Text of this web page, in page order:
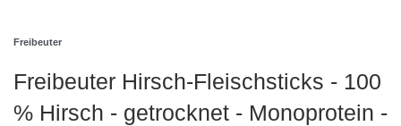
Freibeuter
Freibeuter Hirsch-Fleischsticks - 100
% Hirsch - getrocknet - Monoprotein -